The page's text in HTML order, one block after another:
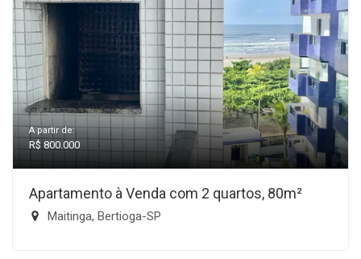
A partir de:
R$ 800.000
Apartamento à Venda com 2 quartos, 80m²
Maitinga, Bertioga-SP